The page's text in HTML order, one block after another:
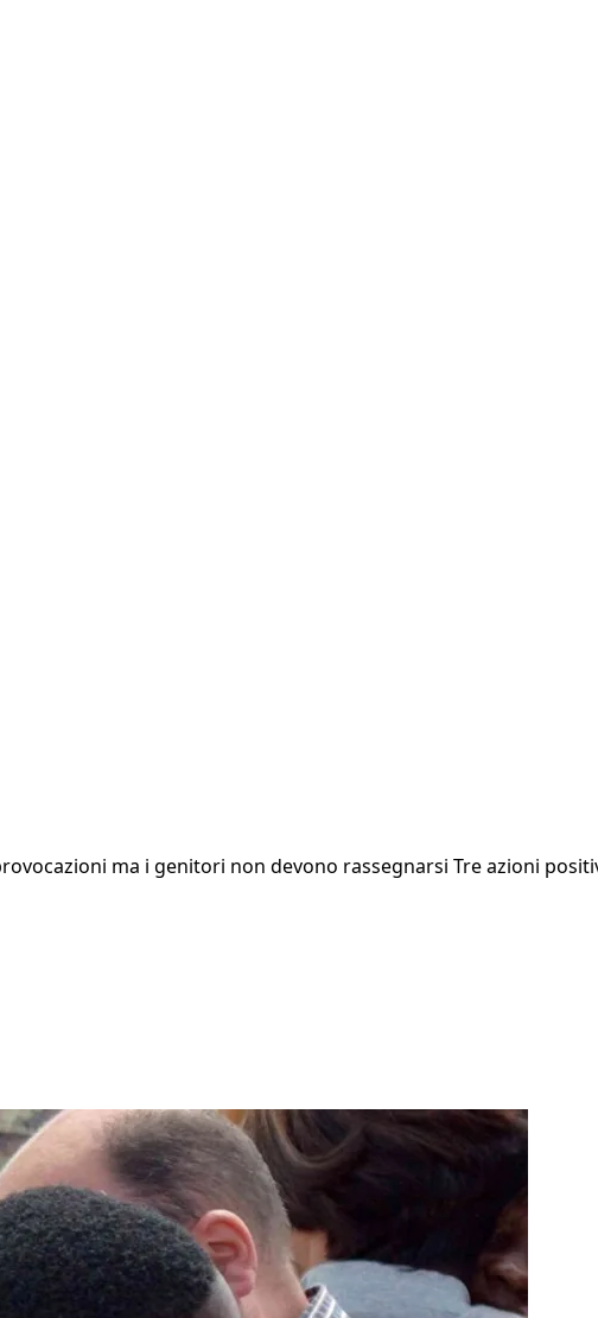
ma i genitori non devono rassegnarsi Tre azioni